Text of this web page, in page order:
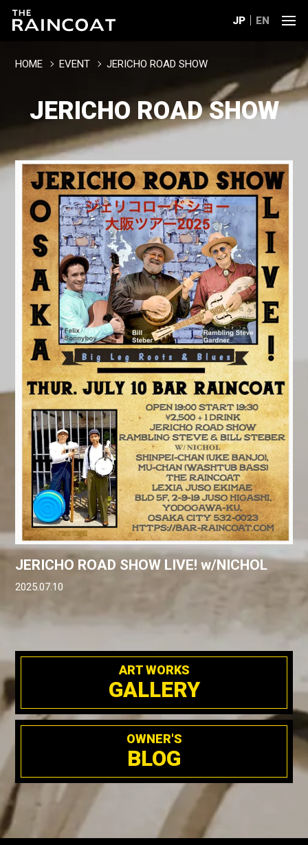
JP EN
HOME EVENT JERICHO ROAD SHOW
JERICHO ROAD SHOW
JERICHO ROAD SHOW LIVE! w/NICHOL
2025.07.10
ART WORKS
GALLERY
OWNER'S
BLOG